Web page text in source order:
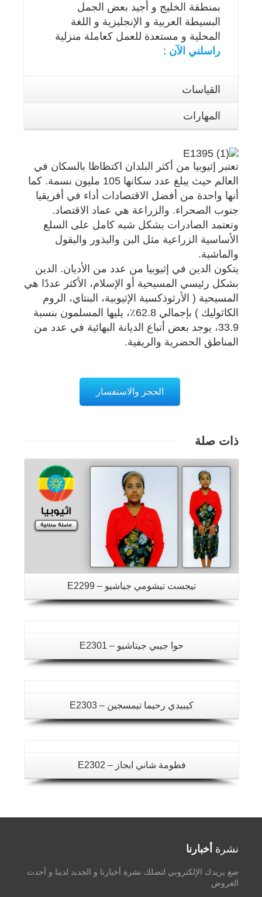
بمنطقة الخليج و أجيد بعض الجمل
البسيطة العربية و الإنجليزية و اللغة
المحلية و مستعدة للعمل كعاملة منزلية
راسلني الآن :
القياسات
المهارات
تعتبر إثيوبيا من أكثر البلدان اكتظاظا بالسكان في
العالم حيث يبلغ عدد سكانها 105 مليون نسمة. كما
أنها واحدة من أفضل الاقتصادات أداء في أفريقيا
جنوب الصحراء. والزراعة هي عماد الاقتصاد.
وتعتمد الصادرات بشكل شبه كامل على السلع
الأساسية الزراعية مثل البن والبذور والبقول
والماشية.
يتكون الدين في إثيوبيا من عدد من الأديان. الدين
بشكل رئيسي المسيحية أو الإسلام، الأكثر عددًا هي
المسيحية ( الأرثوذكسية الإثيوبية، البنتاي، الروم
الكاثوليك ) بإجمالي 62.8٪، يليها المسلمون بنسبة
33.9، يوجد بعض أتباع الديانة البهائية في عدد من
المناطق الحضرية والريفية.
الحجز والاستفسار
ذات صلة
تيجست تيشومي جياشيو – E2299
تفاصيل
حوا جيبي جيتاشيو – E2301
كيبيدي رحيما تيمسجين – E2303
فطومة شاني ابجاز – E2302
نشرة أخبارنا
ضع بريدك الإلكتروني لتصلك نشرة أخبارنا و الجديد لدينا و أحدث
العروض